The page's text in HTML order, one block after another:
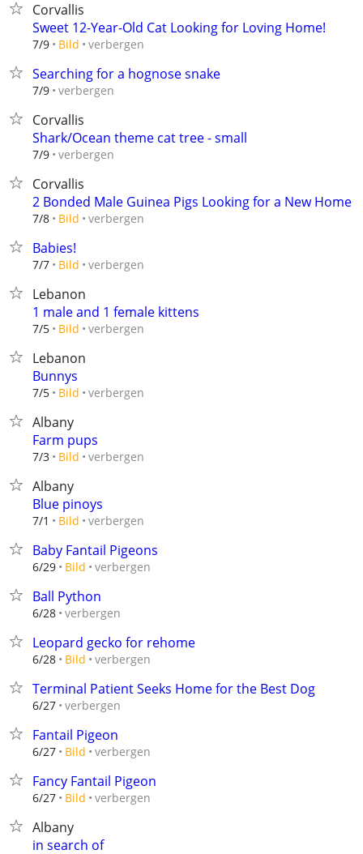
Corvallis
Sweet 12-Year-Old Cat Looking for Loving Home!
7/9 Bild verbergen
Searching for a hognose snake
7/9 verbergen
Corvallis
Shark/Ocean theme cat tree - small
7/9 verbergen
Corvallis
2 Bonded Male Guinea Pigs Looking for a New Home
7/8 Bild verbergen
Babies!
7/7 Bild verbergen
Lebanon
1 male and 1 female kittens
7/5 Bild verbergen
Lebanon
Bunnys
7/5 Bild verbergen
Albany
Farm pups
7/3 Bild verbergen
Albany
Blue pinoys
7/1 Bild verbergen
Baby Fantail Pigeons
6/29 Bild verbergen
Ball Python
6/28 verbergen
Leopard gecko for rehome
6/28 Bild verbergen
Terminal Patient Seeks Home for the Best Dog
6/27 verbergen
Fantail Pigeon
6/27 Bild verbergen
Fancy Fantail Pigeon
6/27 Bild verbergen
Albany
in search of